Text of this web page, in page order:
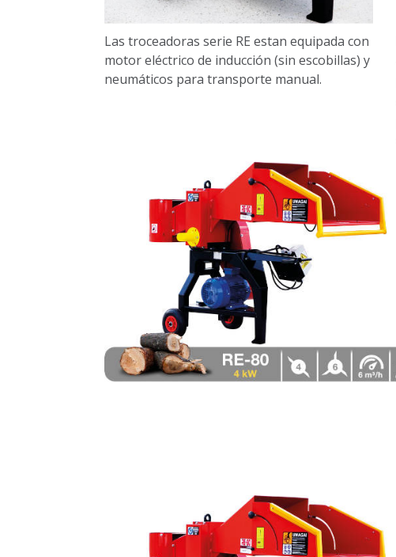
Las troceadoras serie RE estan equipada con
motor eléctrico de inducción (sin escobillas) y
neumáticos para transporte manual.